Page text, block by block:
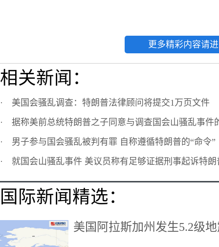
更多精彩内容请
相关新闻：
· 美国会骚乱调查：特朗普法律顾问将提交1万页文件
· 据称美前总统特朗普之子同意与调查国会山骚乱事件
· 男子参与国会骚乱被判有罪 自称遵循特朗普的“命令”
· 就国会山骚乱事件 美议员称有足够证据刑事起诉特朗
国际新闻精选：
美国阿拉斯加州发生5.2级